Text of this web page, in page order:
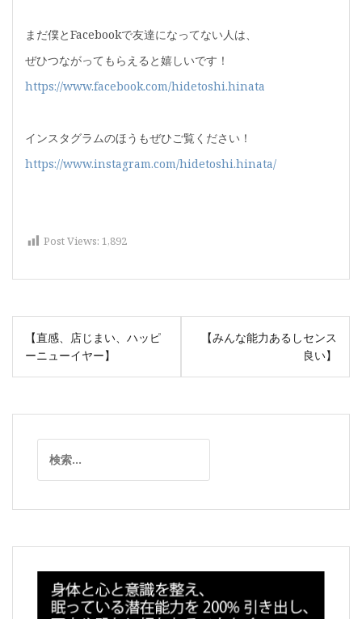
まだ僕とFacebookで友達になってない人は、
ぜひつながってもらえると嬉しいです！
https://www.facebook.com/hidetoshi.hinata
インスタグラムのほうもぜひご覧ください！
https://www.instagram.com/hidetoshi.hinata/
Post Views: 1,892
投
稿
ナ
ゲ
ン
【直感、店じまい、ハッピ
ーニューイヤー】
【みんな能力あるしセンス
良い】
索: